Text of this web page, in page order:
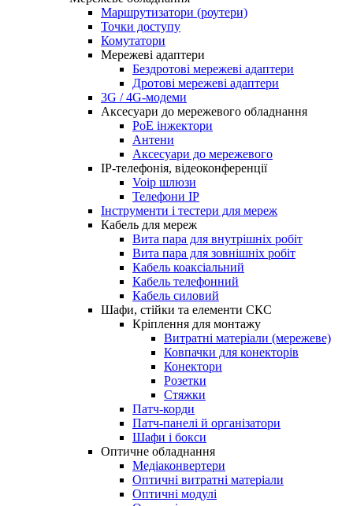
Маршрутизатори (роутери)
Точки доступу
Комутатори
Мережеві адаптери
Бездротові мережеві адаптери
Дротові мережеві адаптери
3G / 4G-модеми
Аксесуари до мережевого обладнання
PoE інжектори
Антени
Аксесуари до мережевого
IP-телефонія, відеоконференції
Voip шлюзи
Телефони IP
Інструменти і тестери для мереж
Кабель для мереж
Вита пара для внутрішніх робіт
Вита пара для зовнішніх робіт
Кабель коаксіальний
Кабель телефонний
Кабель силовий
Шафи, стійки та елементи СКС
Кріплення для монтажу
Витратні матеріали (мережеве)
Ковпачки для конекторів
Конектори
Розетки
Стяжки
Патч-корди
Патч-панелі й організатори
Шафи і бокси
Оптичне обладнання
Медіаконвертери
Оптичні витратні матеріали
Оптичні модулі